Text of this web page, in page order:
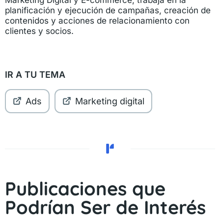
planificación y ejecución de campañas, creación de
contenidos y acciones de relacionamiento con
clientes y socios.
IR A TU TEMA
Ads Marketing digital
Publicaciones que
Podrían Ser de Interés